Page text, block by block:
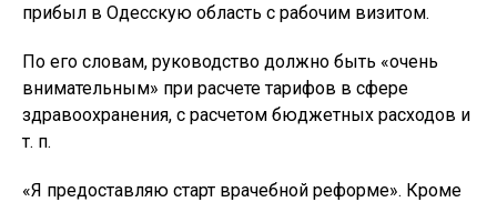
прибыл в Одесскую область с рабочим визитом.
По его словам, руководство должно быть «очень
внимательным» при расчете тарифов в сфере
здравоохранения, с расчетом бюджетных расходов и
т. п.
«Я предоставляю старт врачебной реформе». Кроме